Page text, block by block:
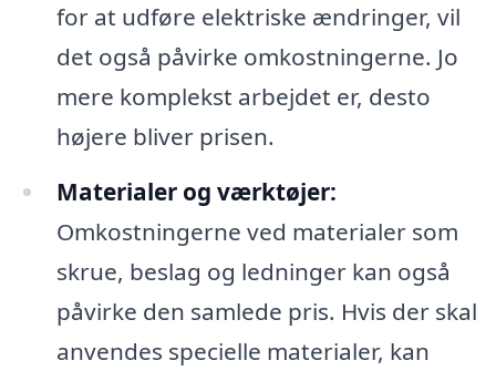
for at udføre elektriske ændringer, vil
det også påvirke omkostningerne. Jo
mere komplekst arbejdet er, desto
højere bliver prisen.
Materialer og værktøjer:
Omkostningerne ved materialer som
skrue, beslag og ledninger kan også
påvirke den samlede pris. Hvis der skal
anvendes specielle materialer, kan